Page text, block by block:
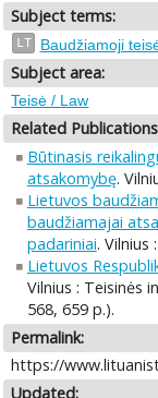
Subject terms:
LT Baudžiamoji
Subject area:
Teisė / Law
Related
Būtinasis
atsakomybę.
Lietuvos
baudžiamajai
padariniai. Vilnius
Lietuvos
Vilnius : Teisinės
568, 659 p.).
Permalink:
https://
Updated: